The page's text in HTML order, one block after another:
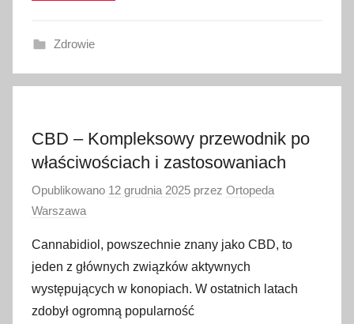
Zdrowie
CBD – Kompleksowy przewodnik po
właściwościach i zastosowaniach
Opublikowano 12 grudnia 2025 przez Ortopeda
Warszawa
Cannabidiol, powszechnie znany jako CBD, to
jeden z głównych związków aktywnych
występujących w konopiach. W ostatnich latach
zdobył ogromną popularność